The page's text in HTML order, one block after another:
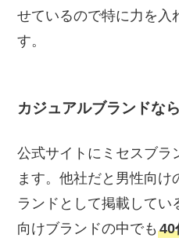
せているので特に力を入
す。
カジュアルブランドな
公式サイトにミセスブラ
ます。他社だと男性向け
ランドとして掲載してい
向けブランドの中でも40